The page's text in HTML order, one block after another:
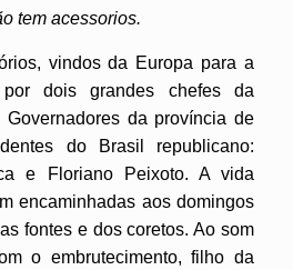
tem acessorios.
vindos da Europa para a
por dois grandes chefes da
da província de
do Brasil republicano:
e Floriano Peixoto. A vida
encaminhadas aos domingos
fontes e dos coretos. Ao som
o embrutecimento, filho da